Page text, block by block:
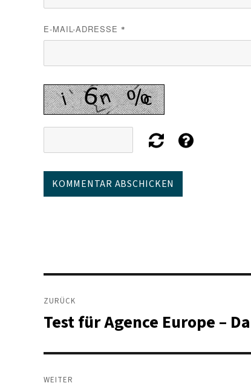
E-MAIL-ADRESSE *
Beitragsnavigation
ZURÜCK
Vorheriger
Test für Agence Europe –
WEITER